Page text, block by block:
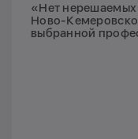
«Нет
Ново-
выбранной